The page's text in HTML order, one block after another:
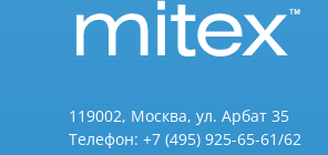
119002, Москва, ул. Арбат 35
Телефон: +7 (495) 925-65-61/62